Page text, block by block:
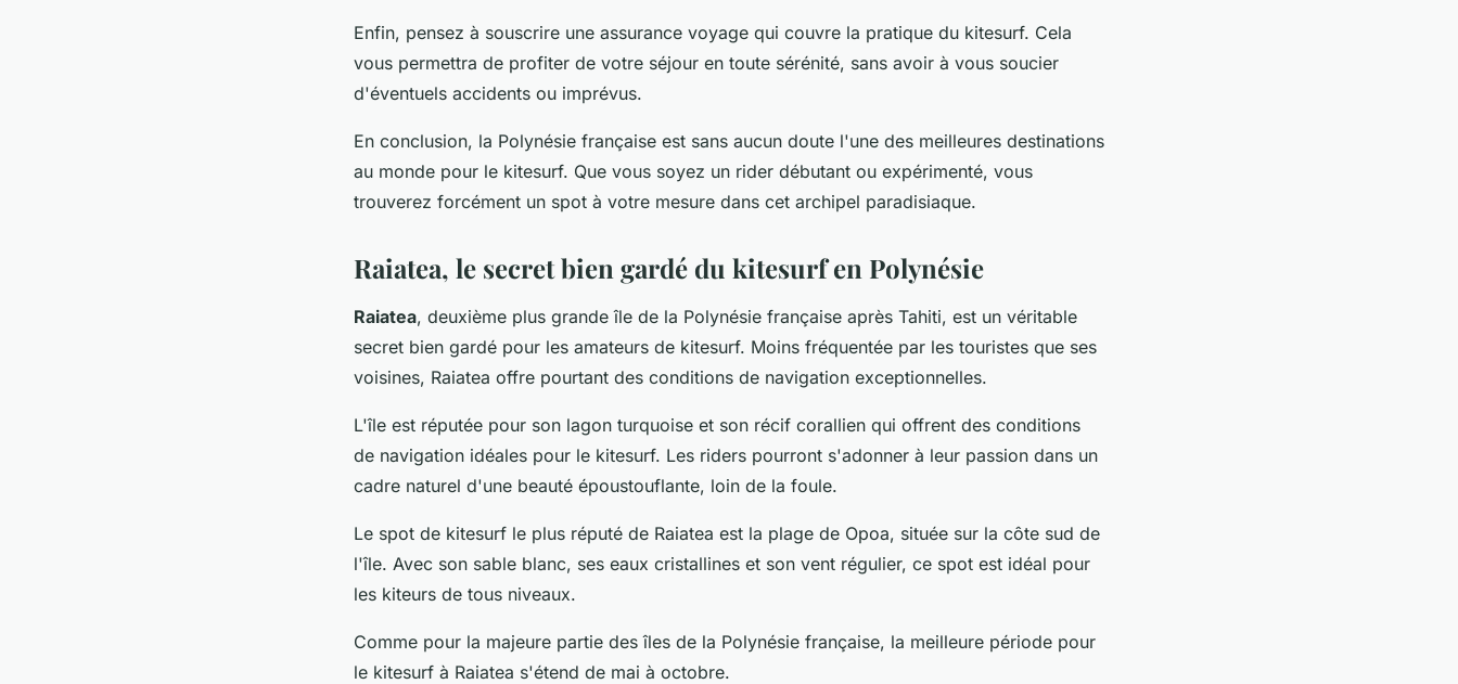
Enfin, pensez à souscrire une assurance voyage qui couvre la pratique du kitesurf. Cela
vous permettra de profiter de votre séjour en toute sérénité, sans avoir à vous soucier
d'éventuels accidents ou imprévus.
En conclusion, la Polynésie française est sans aucun doute l'une des meilleures destinations
au monde pour le kitesurf. Que vous soyez un rider débutant ou expérimenté, vous
trouverez forcément un spot à votre mesure dans cet archipel paradisiaque.
Raiatea, le secret bien gardé du kitesurf en Polynésie
Raiatea, deuxième plus grande île de la Polynésie française après Tahiti, est un véritable
secret bien gardé pour les amateurs de kitesurf. Moins fréquentée par les touristes que ses
voisines, Raiatea offre pourtant des conditions de navigation exceptionnelles.
L'île est réputée pour son lagon turquoise et son récif corallien qui offrent des conditions
de navigation idéales pour le kitesurf. Les riders pourront s'adonner à leur passion dans un
cadre naturel d'une beauté époustouflante, loin de la foule.
Le spot de kitesurf le plus réputé de Raiatea est la plage de Opoa, située sur la côte sud de
l'île. Avec son sable blanc, ses eaux cristallines et son vent régulier, ce spot est idéal pour
les kiteurs de tous niveaux.
Comme pour la majeure partie des îles de la Polynésie française, la meilleure période pour
le kitesurf à Raiatea s'étend de mai à octobre.